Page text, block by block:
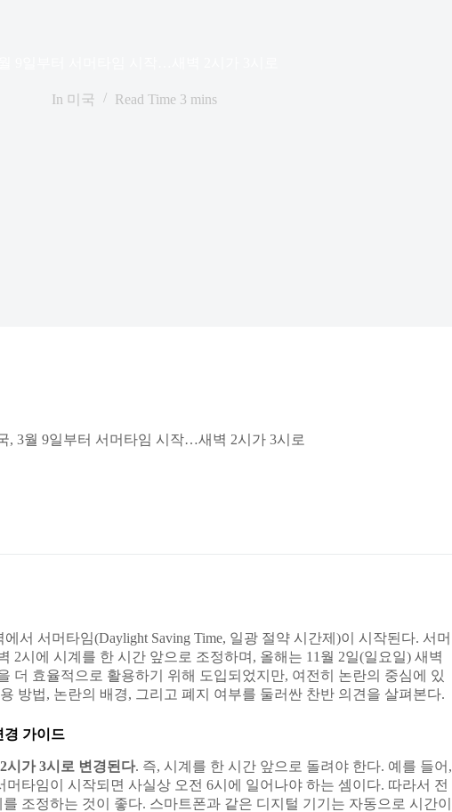
In 미국 Read Time 3 mins
, 3월 9일부터 서머타임 시작…새벽 2시가 3시로
서 서머타임(Daylight Saving Time, 일광 절약 시간제)이 시작된다. 서머
2시에 시계를 한 시간 앞으로 조정하며, 올해는 11월 2일(일요일) 새벽
더 효율적으로 활용하기 위해 도입되었지만, 여전히 논란의 중심에 있
방법, 논란의 배경, 그리고 폐지 여부를 둘러싼 찬반 의견을 살펴본다.
경 가이드
시가 3시로 변경된다. 즉, 시계를 한 시간 앞으로 돌려야 한다. 예를 들어,
타임이 시작되면 사실상 오전 6시에 일어나야 하는 셈이다. 따라서 전
조정하는 것이 좋다. 스마트폰과 같은 디지털 기기는 자동으로 시간이